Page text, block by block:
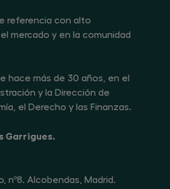
referencia con alto
mercado y en la comunidad
hace más de 30 años, en el
y la Dirección de
el Derecho y las Finanzas.
Garrigues.
nº8. Alcobendas, Madrid.